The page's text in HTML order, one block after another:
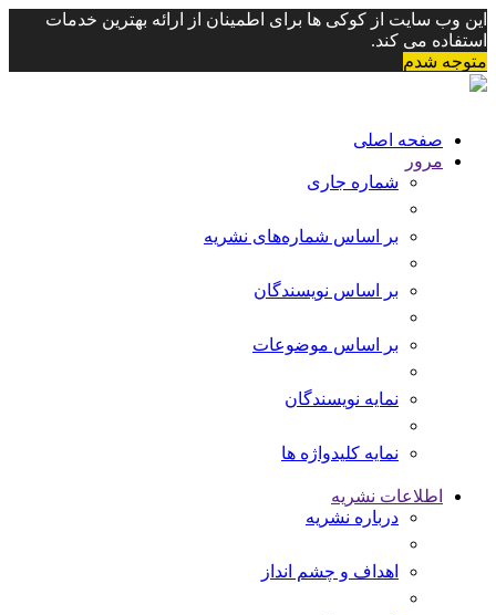
این وب سایت از کوکی ها برای اطمینان از ارائه بهترین خدمات
استفاده می کند.
متوجه شدم
صفحه اصلی
مرور
شماره جاری
بر اساس شماره‌های نشریه
بر اساس نویسندگان
بر اساس موضوعات
نمایه نویسندگان
نمایه کلیدواژه ها
اطلاعات نشریه
درباره نشریه
اهداف و چشم انداز